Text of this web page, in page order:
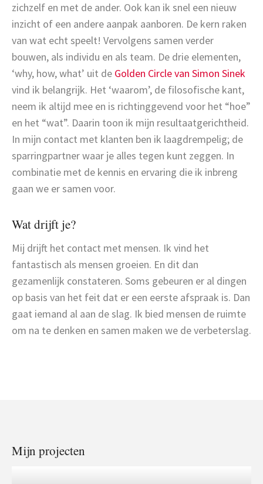
zichzelf en met de ander. Ook kan ik snel een nieuw
inzicht of een andere aanpak aanboren. De kern raken
van wat echt speelt! Vervolgens samen verder
bouwen, als individu en als team. De drie elementen,
‘why, how, what’ uit de Golden Circle van Simon Sinek
vind ik belangrijk. Het ‘waarom’, de filosofische kant,
neem ik altijd mee en is richtinggevend voor het “hoe”
en het “wat”. Daarin toon ik mijn resultaatgerichtheid.
In mijn contact met klanten ben ik laagdrempelig; de
sparringpartner waar je alles tegen kunt zeggen. In
combinatie met de kennis en ervaring die ik inbreng
gaan we er samen voor.
Wat drijft je?
Mij drijft het contact met mensen. Ik vind het
fantastisch als mensen groeien. En dit dan
gezamenlijk constateren. Soms gebeuren er al dingen
op basis van het feit dat er een eerste afspraak is. Dan
gaat iemand al aan de slag. Ik bied mensen de ruimte
om na te denken en samen maken we de verbeterslag.
Mijn projecten